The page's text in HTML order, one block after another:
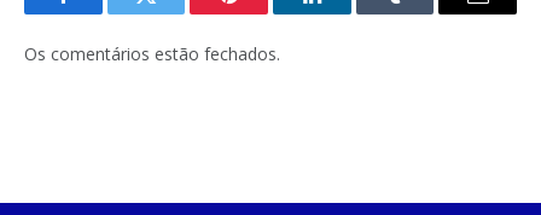
FacebookTwitter Pinterest O
Tumblr
E-
Os comentários estão fechados.